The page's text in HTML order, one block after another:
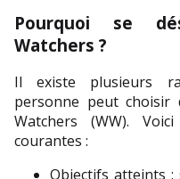
Pourquoi se
Watchers ?
Il existe plusieurs
personne peut choisir
Watchers (WW).
courantes :
Objectifs atteints